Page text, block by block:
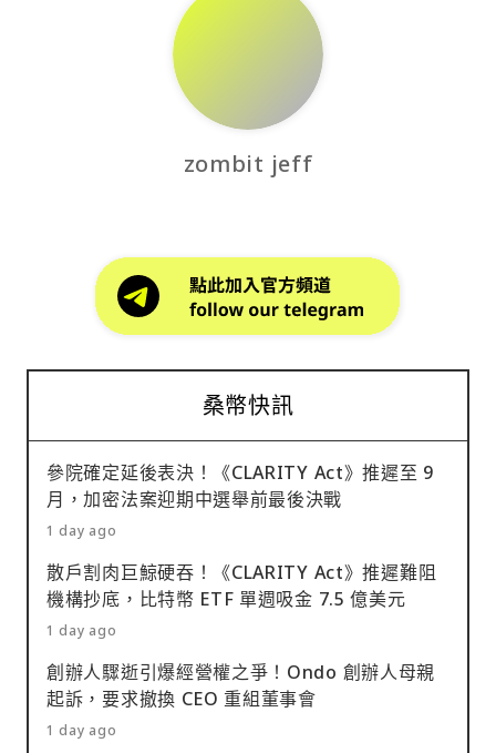
zombit jeff
桑幣快訊
參院確定延後表決！《CLARITY Act》推遲至 9
月，加密法案迎期中選舉前最後決戰
1 day ago
散戶割肉巨鯨硬吞！《CLARITY Act》推遲難阻
機構抄底，比特幣 ETF 單週吸金 7.5 億美元
1 day ago
創辦人驟逝引爆經營權之爭！Ondo 創辦人母親
起訴，要求撤換 CEO 重組董事會
1 day ago